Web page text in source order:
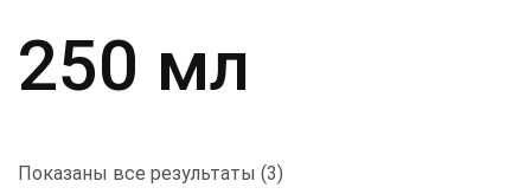
250 мл
Показаны все результаты (3)